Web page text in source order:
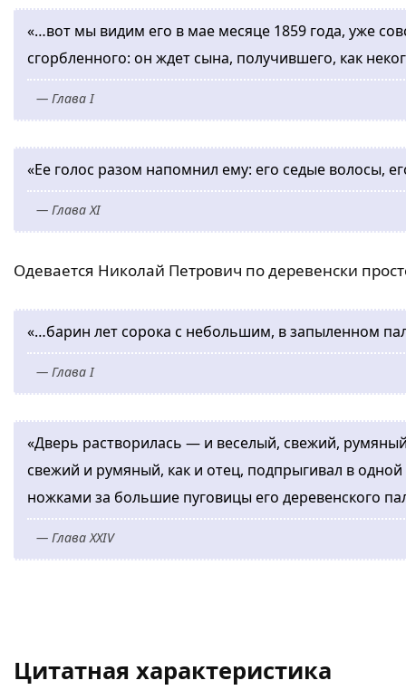
«…вот мы видим его в мае месяце 1859 года, уже
сгорбленного: он ждет сына, получившего, как
— Глава I
«Ее голос разом напомнил ему: его седые волосы,
— Глава XI
Одевается Николай Петрович по деревенски
«…барин лет сорока с небольшим, в запыленном
— Глава I
«Дверь растворилась — и веселый, свежий,
свежий и румяный, как и отец, подпрыгивал в
ножками за большие пуговицы его деревенского
— Глава XXIV
Цитатная характеристика